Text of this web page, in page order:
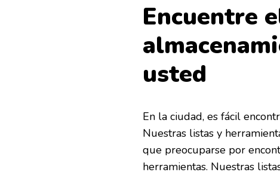
Encuentre
usted
En la ciudad, es fácil
Nuestras listas y
que preocuparse por
herramientas. Nuestras